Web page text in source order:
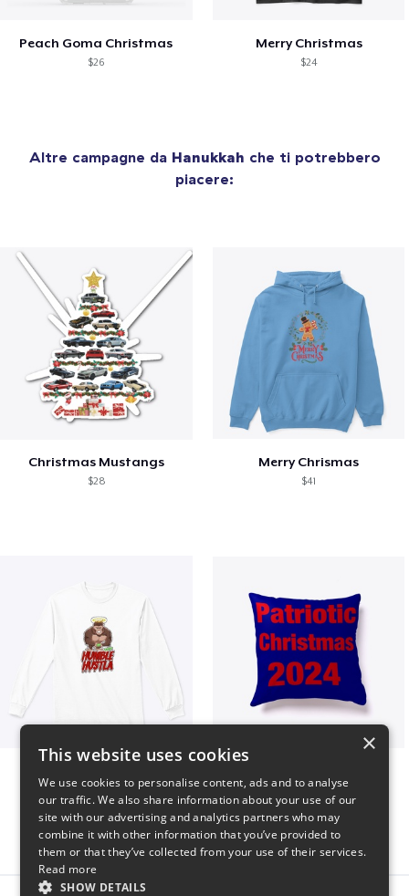
Peach Goma Christmas
$26
Merry Christmas
$24
Altre campagne da Hanukkah che ti potrebbero
piacere:
Christmas Mustangs
$28
Merry Chrismas
$41
$31 $29
×
This website uses cookies
We use cookies to personalise content, ads and to analyse
our traffic. We also share information about your use of our
site with our advertising and analytics partners who may
combine it with other information that you’ve provided to
them or that they’ve collected from your use of their services.
Read more
SHOW DETAILS